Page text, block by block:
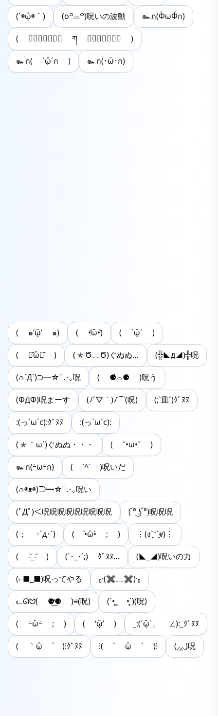
(´◉ᾥ◉｀) (o꒪⌓꒪)呪いの波動 ๛ก(Φ̀ωΦ́ก)
( ❀⃙⃕⃠⃝⃘⃚ ཀ ❀⃙⃕⃠⃝⃘⃚ )
๛ก( `ᾥ´ก ) ๛ก(･ὢ･ก)
( ๑‘ᾥ’ ๑) ( •᷄ὤ•᷅) ( ´ᾥ` )
( ･᷄ὢ･᷅ ) (*Ծ﹏Ծ)ぐぬぬ… (╬◣д◢)╬呪
(∩`Д´)⊃━☆ﾟ.･｡呪 ( ⚈́⌓⚈̀ )呪う
(ΦДΦ)呪まーす (ﾉ´▽｀)ﾉ⌒(呪) (;`皿´)ｸﾞﾇﾇ
:(っ`ω´c):ｸﾞﾇﾇ :(っ`ω´c):
(*｀ω´)ぐぬぬ・・・ ( ˘•ω•˘ )
๛ก(ｰ̀ωｰ́ก) ( ˙^˙ )呪いだ
(∩◉ᴥ◉)⊃━☆ﾟ.･｡呪い
(ﾟДﾟ)＜呪呪呪呪呪呪呪呪呪 ( ͡° ͜ʖ ͡°)呪呪呪
(； ･`д･´) ( •̀ὢ•́ ; ) ⋮(งˋ͈ᵔˊ͈ⱴ)⋮
( -᷅_-᷄ ) (`･_･´;) ｸﾞﾇﾇ… (◣_◢)呪いの力
(⌐■_■)呪ってやる ₀·(✖﹏✖)·₀
ᓚᘏᗢ( ⚈̛͜⚈ )≡(呪) (´•̥ ̯ •̥`)(呪)
( ｰ̀ὢｰ́ ; ) ( ‘ᾥ’ ) _:(´ᾥ`」 ∠):_ｸﾞﾇﾇ
( ｀ᾥ ´ )⁝ｸﾞﾇﾇ ⁝( ` ᾥ ´ )⁝ (◞‸◟)呪